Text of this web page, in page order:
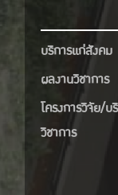
บริการแก่สังคม
ผลงานวิชาการ
โครงการวิจัย/บ
วิชาการ